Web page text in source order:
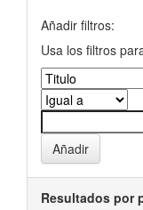
Añadir filtros:
Usa los filtros
Resultados por